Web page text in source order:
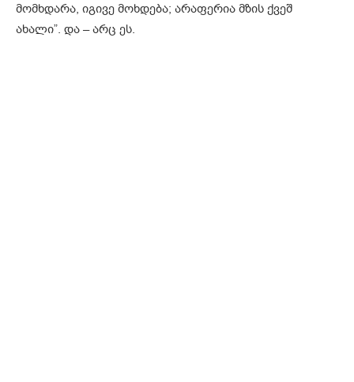
მომხდარა, იგივე მოხდება; არაფერია მზის ქვეშ
ახალი”. და – არც ეს.